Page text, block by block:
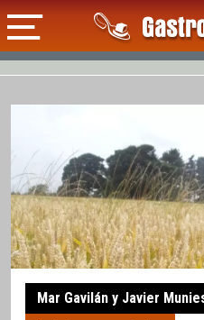
Mar Gavilán y Javier